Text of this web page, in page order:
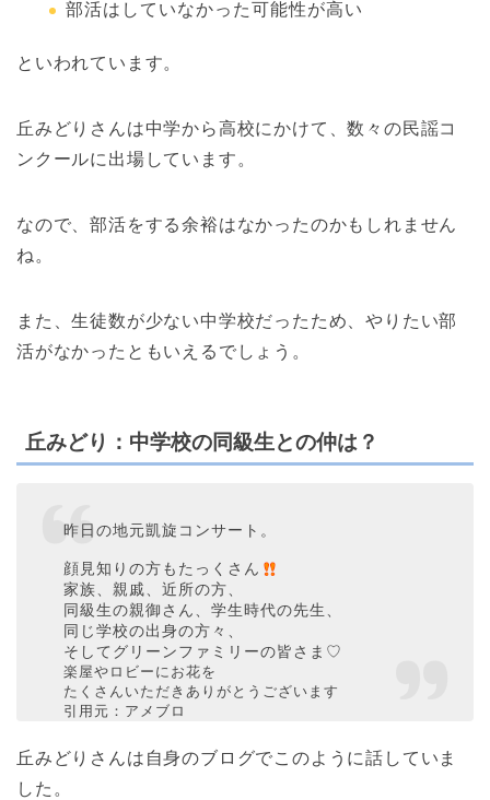
部活はしていなかった可能性が高い
といわれています。
丘みどりさんは中学から高校にかけて、数々の民謡コ
ンクールに出場しています。
なので、部活をする余裕はなかったのかもしれません
ね。
また、生徒数が少ない中学校だったため、やりたい部
活がなかったともいえるでしょう。
丘みどり：中学校の同級生との仲は？
昨日の地元凱旋コンサート。
顔見知りの方もたっくさん
家族、親戚、近所の方、
同級生の親御さん、学生時代の先生、
同じ学校の出身の方々、
そしてグリーンファミリーの皆さま♡
楽屋やロビーにお花を
たくさんいただきありがとうございます
引用元：アメブロ
丘みどりさんは自身のブログでこのように話していま
した。